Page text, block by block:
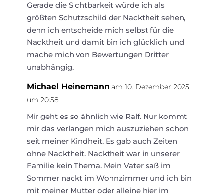
Gerade die Sichtbarkeit würde ich als
größten Schutzschild der Nacktheit sehen,
denn ich entscheide mich selbst für die
Nacktheit und damit bin ich glücklich und
mache mich von Bewertungen Dritter
unabhängig.
Michael Heinemann am 10. Dezember 2025
um 20:58
Mir geht es so ähnlich wie Ralf. Nur kommt
mir das verlangen mich auszuziehen schon
seit meiner Kindheit. Es gab auch Zeiten
ohne Nacktheit. Nacktheit war in unserer
Familie kein Thema. Mein Vater saß im
Sommer nackt im Wohnzimmer und ich bin
mit meiner Mutter oder alleine hier im